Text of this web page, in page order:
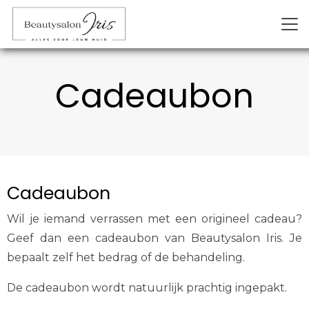
Cadeaubon
Cadeaubon
Wil je iemand verrassen met een origineel cadeau?
Geef dan een cadeaubon van Beautysalon Iris. Je
bepaalt zelf het bedrag of de behandeling.
De cadeaubon wordt natuurlijk prachtig ingepakt.